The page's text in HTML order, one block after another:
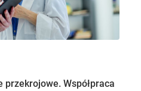
Współpraca